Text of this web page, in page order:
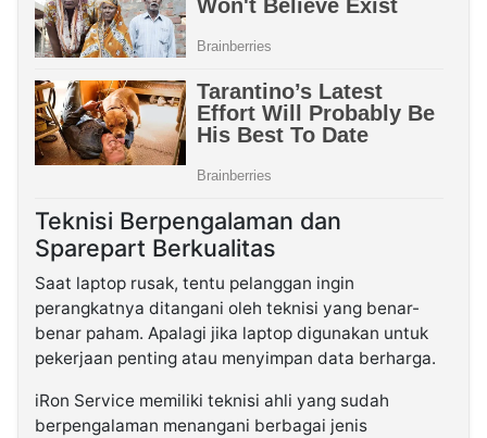
Teknisi Berpengalaman dan
Sparepart Berkualitas
Saat laptop rusak, tentu pelanggan ingin
perangkatnya ditangani oleh teknisi yang benar-
benar paham. Apalagi jika laptop digunakan untuk
pekerjaan penting atau menyimpan data berharga.
iRon Service memiliki teknisi ahli yang sudah
berpengalaman menangani berbagai jenis